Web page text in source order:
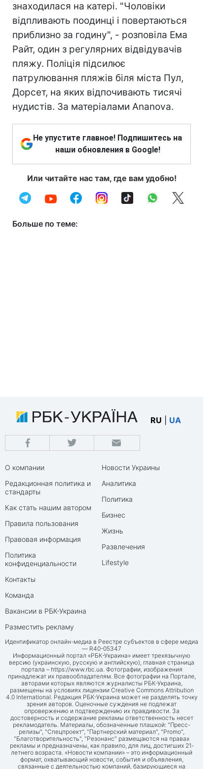
знаходилася на катері. "Чоловіки
відпливають поодинці і повертаються
приблизно за годину", - розповіла Ема
Райт, один з регулярних відвідувачів
пляжу. Поліція підсилює
патрулювання пляжів біля міста Пул,
Дорсет, на яких відпочивають тисячі
нудистів. За матеріалами Ananova.
Не упустите главное! Подпишитесь на
наши обновления в Google!
Или читайте нас там, где вам удобно!
Больше по теме:
RU UA
О компании
Редакционная политика и
стандарты
Как стать нашим автором
Правила пользования
Правовая информация
Политика
конфиденциальности
Контакты
Команда
Вакансии в РБК-Украина
Разместить рекламу
Новости Украины
Аналитика
Политика
Бизнес
Жизнь
Развлечения
Lifestyle
Идентификатор онлайн-медиа в Реестре субъектов в сфере медиа
— R40-05347
Информационный портал «РБК-Украина» имеет трехязычную
версию (украинскую, русскую и английскую), главная страница
портала – https://www.rbc.ua. Фотографии, изображения
принадлежат их правообладателям. Все фотографии на Портале,
авторами которых являются журналисты РБК-Украина,
размещены на условиях лицензии Creative Commons Attribution
4.0 International. Редакция РБК-Украина может не разделять точку
зрения авторов. Оценочные суждения не подлежат
опровержению и подтверждению их правдивости. За
достоверность и содержание рекламы ответственность несет
рекламодатель. Материалы, обозначенные плашкой: "Пресс-
релизы", "Спецпроект", "Партнерский материал", "Promo",
"Благотворительность", "Резонанс" размещаются на правах
рекламы и предназначены, как правило, для лиц, достигших 21-
летнего возраста. «Новости компании» – это информационный
формат, охватывающий новости, события и объявления,
связанные с деятельностью компаний, базирующиеся на